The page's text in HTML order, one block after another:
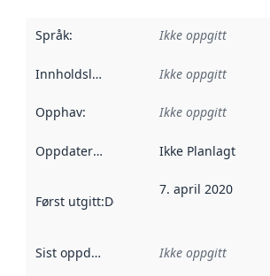
Språk: Ikke oppgitt
Innholdsleverandører :
Ikke oppgitt
Opphav: Ikke oppgitt
Oppdateringsfrekvens :
Ikke Planlagt
Først utgitt:Denne datoen sier når
7. april 2020
Sist oppdatert Ikke oppgitt